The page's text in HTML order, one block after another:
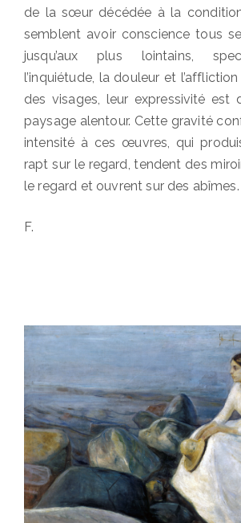
de la sœur décédée à la
semblent avoir conscience tous
jusqu’aux plus lointains,
l’inquiétude, la douleur et
des visages, leur expressivité est
paysage alentour. Cette gravité
intensité à ces œuvres, qui
rapt sur le regard, tendent des
le regard et ouvrent sur des abîmes.
F.